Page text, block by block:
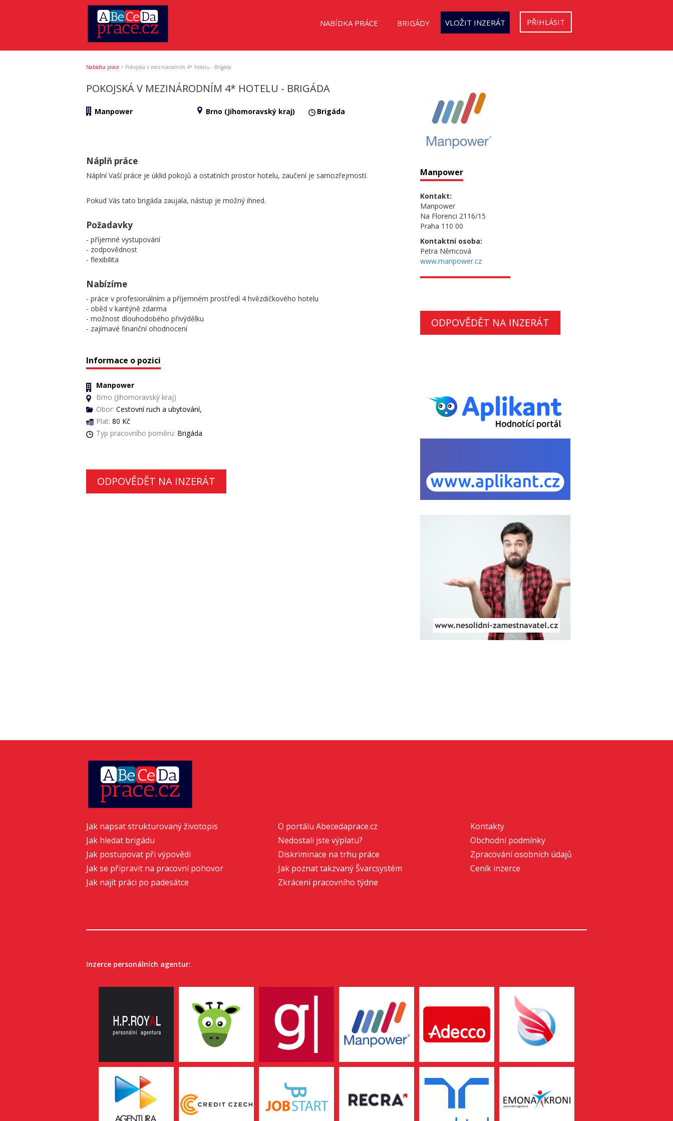
NABÍDKA PRÁCE BRIGÁDY VLOŽIT INZERÁT PŘIHLÁSIT
Nabídka práce > Pokojská v mezinárodním 4* hotelu - Brigáda
POKOJSKÁ V MEZINÁRODNÍM 4* HOTELU - BRIGÁDA
Manpower Brno (Jihomoravský kraj) Brigáda
Náplň práce
Náplní Vaší práce je úklid pokojů a ostatních prostor hotelu, zaučení je samozřejmostí.
Pokud Vás tato brigáda zaujala, nástup je možný ihned.
Požadavky
- příjemné vystupování
- zodpovědnost
- flexibilita
Nabízíme
- práce v profesionálním a příjemném prostředí 4 hvězdičkového hotelu
- oběd v kantýně zdarma
- možnost dlouhodobého přivýdělku
- zajímavé finanční ohodnocení
Informace o pozici
Manpower
Brno (Jihomoravský kraj)
Obor: Cestovní ruch a ubytování,
Plat: 80 Kč
Typ pracovního poměru: Brigáda
ODPOVĚDĚT NA INZERÁT
Manpower
Kontakt:
Manpower
Na Florenci 2116/15
Praha 110 00
Kontaktní osoba:
Petra Němcová
www.manpower.cz
ODPOVĚDĚT NA INZERÁT
Jak napsat strukturovaný životopis
Jak hledat brigádu
Jak postupovat při výpovědi
Jak se připravit na pracovní pohovor
Jak najít práci po padesátce
O portálu Abecedaprace.cz
Nedostali jste výplatu?
Diskriminace na trhu práce
Jak poznat takzvaný Švarcsystém
Zkrácení pracovního týdne
Kontakty
Obchodní podmínky
Zpracování osobních údajů
Ceník inzerce
Inzerce personálních agentur: